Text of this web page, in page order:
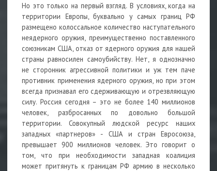
Но это только на первый взгляд. В условиях, когда на
территории Европы, буквально у самых границ РФ
размещено колоссальное количество наступательного
неядерного оружия, преимущественно поставленного
союзникам США, отказ от ядерного оружия для нашей
страны равносилен самоубийству. Нет, я однозначно
не сторонник агрессивной политики и уж тем паче
противник применения ядерного оружия, но при этом
всегда признавал его сдерживающую и отрезвляющую
силу. Россия сегодня – это не более 140 миллионов
человек, разбросанных по довольно большой
территории. Совокупный людской ресурс наших
западных «партнеров» - США и стран Евросоюза,
превышает 900 миллионов человек. Это говорит о
том, что при необходимости западная коалиция
может притянуть к границам РФ армию в несколько